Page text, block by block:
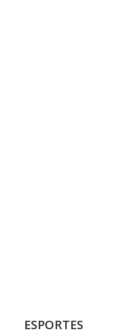
ESPORTES